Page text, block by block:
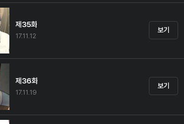
제35화
17.11.12
보기
제36화
17.11.19
보기